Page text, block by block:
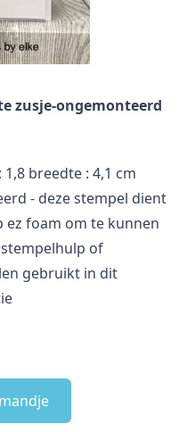
zusje-ongemonteerd
breedte : 4,1 cm
- deze stempel dient
foam om te kunnen
of
gebruikt in dit